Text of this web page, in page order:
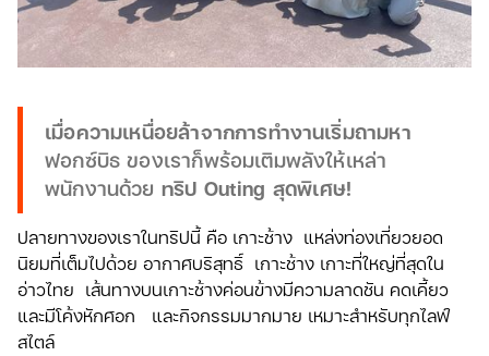
เมื่อความเหนื่อยล้าจากการทำงานเริ่มถามหา
ฟอกซ์บิธ ของเราก็พร้อมเติมพลังให้เหล่า
พนักงานด้วย ทริป Outing สุดพิเศษ!
ปลายทางของเราในทริปนี้ คือ เกาะช้าง แหล่งท่องเที่ยวยอด
นิยมที่เต็มไปด้วย อากาศบริสุทธิ์ เกาะช้าง เกาะที่ใหญ่ที่สุดใน
อ่าวไทย เส้นทางบนเกาะช้างค่อนข้างมีความลาดชัน คดเคี้ยว
และมีโค้งหักศอก และกิจกรรมมากมาย เหมาะสำหรับทุกไลฟ์
สไตล์